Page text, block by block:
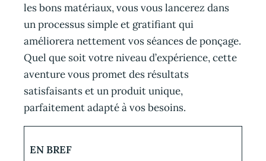
les bons matériaux, vous vous lancerez dans
un processus simple et gratifiant qui
améliorera nettement vos séances de ponçage.
Quel que soit votre niveau d’expérience, cette
aventure vous promet des résultats
satisfaisants et un produit unique,
parfaitement adapté à vos besoins.
EN BREF